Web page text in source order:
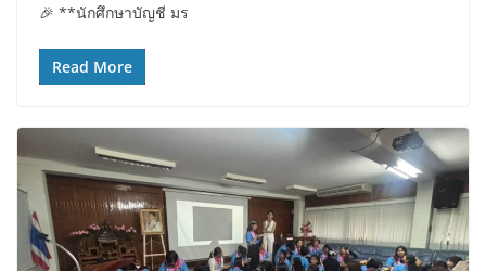
🎉 **นักศึกษาบัญชี มร
Read More